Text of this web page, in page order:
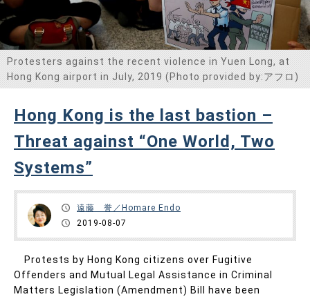
Protesters against the recent violence in Yuen Long, at
Hong Kong airport in July, 2019 (Photo provided by:アフロ)
Hong Kong is the last bastion –
Threat against “One World, Two
Systems”
遠藤 誉／Homare Endo
2019-08-07
Protests by Hong Kong citizens over Fugitive
Offenders and Mutual Legal Assistance in Criminal
Matters Legislation (Amendment) Bill have been